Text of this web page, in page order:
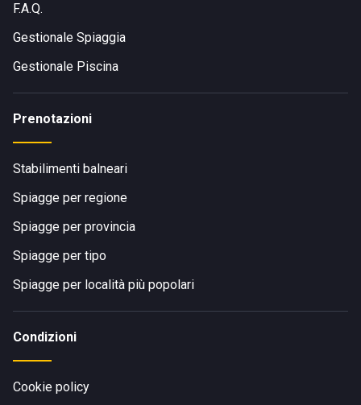
F.A.Q.
Gestionale Spiaggia
Gestionale Piscina
Prenotazioni
Stabilimenti balneari
Spiagge per regione
Spiagge per provincia
Spiagge per tipo
Spiagge per località più popolari
Condizioni
Cookie policy